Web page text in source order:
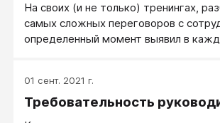
На своих (и не только) тренингах,
самых сложных переговоров с
определенный момент выявил в
последовательно двигался,
То есть необходимость
01 сент. 2021 г.
Требовательность